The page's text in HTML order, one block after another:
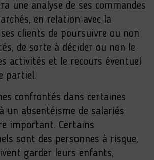
une analyse de ses commandes
en relation avec la
clients de poursuivre ou non
de sorte à décider ou non le
activités et le recours éventuel
partiel.
confrontés dans certaines
un absentéisme de salariés
important. Certains
sont des personnes à risque,
garder leurs enfants,